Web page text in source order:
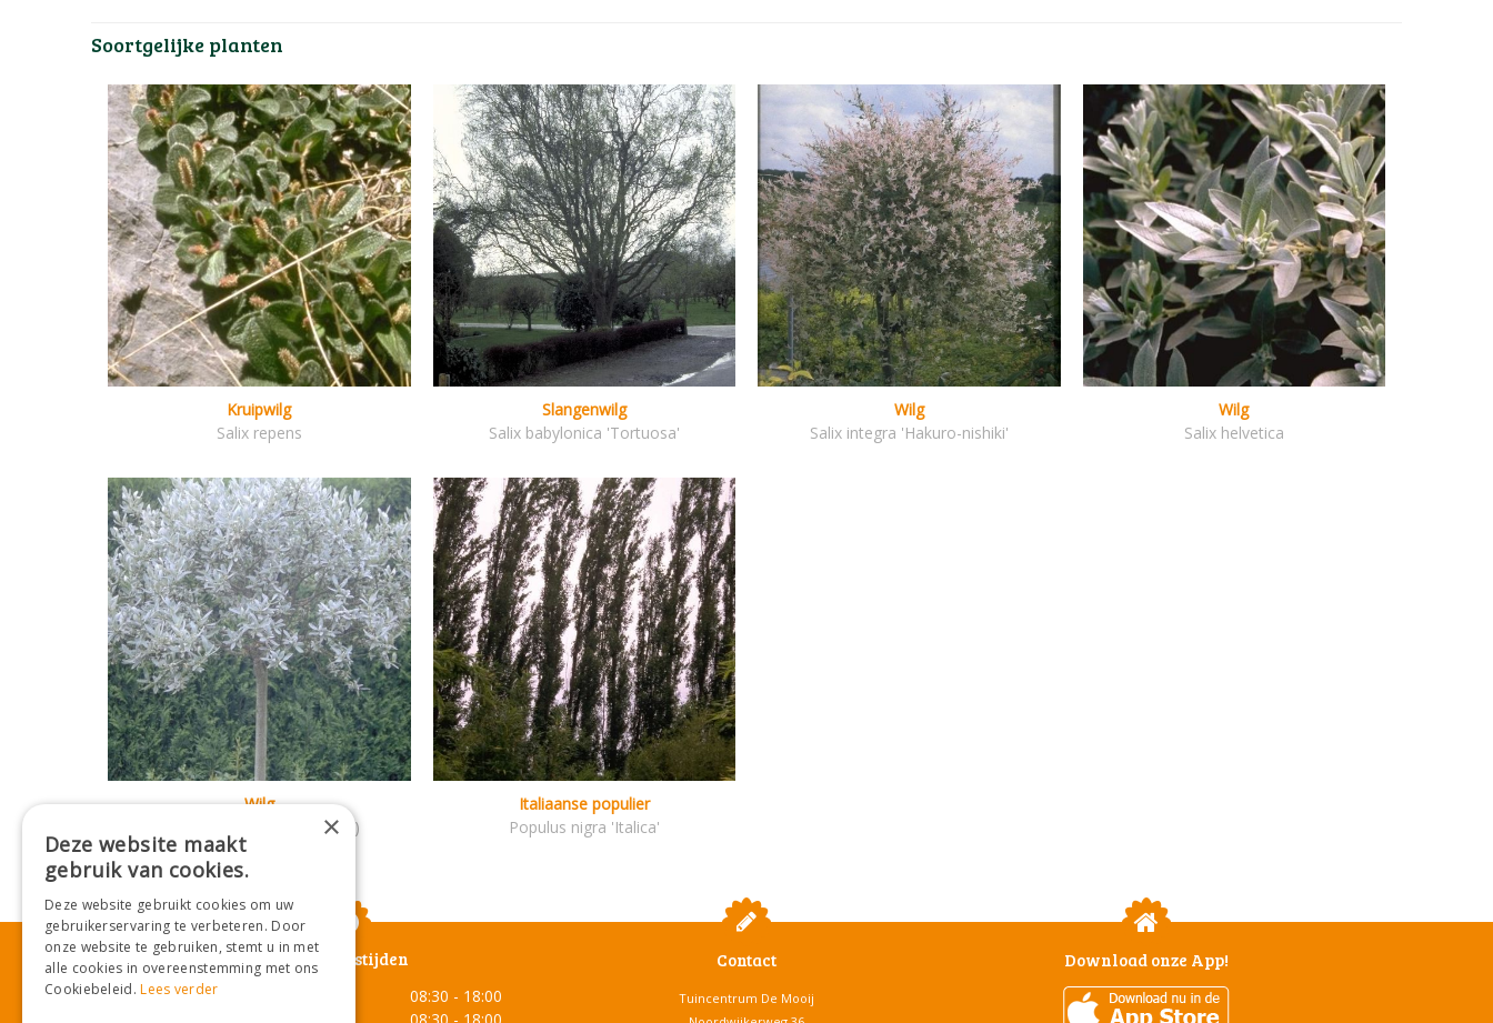
Soortgelijke planten
Kruipwilg
Salix repens
Slangenwilg
Salix babylonica 'Tortuosa'
Wilg
Salix integra 'Hakuro-nishiki'
Wilg
Salix helvetica
Wilg
Salix helvetica (bol op stam)
Italiaanse populier
Populus nigra 'Italica'
Openingstijden
Maandag
08:30 - 18:00
Contact
Tuincentrum De Mooij
Download onze App!
×
Deze website maakt
gebruik van cookies.
Deze website gebruikt cookies om uw
gebruikerservaring te verbeteren. Door
onze website te gebruiken, stemt u in met
alle cookies in overeenstemming met ons
Cookiebeleid.Lees verder